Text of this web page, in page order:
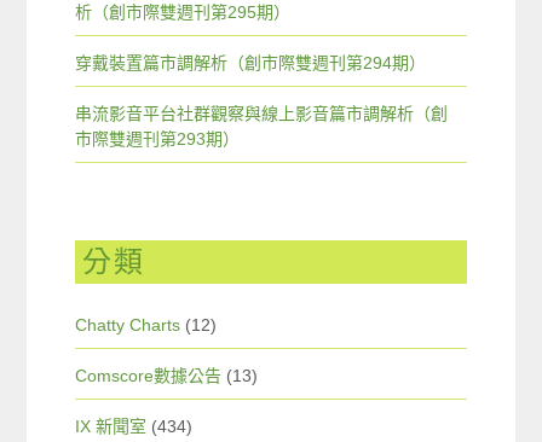
析（創市際雙週刊第295期）
穿戴裝置篇市調解析（創市際雙週刊第294期）
串流影音平台社群觀察與線上影音篇市調解析（創
市際雙週刊第293期）
分類
Chatty Charts (12)
Comscore數據公告 (13)
IX 新聞室 (434)